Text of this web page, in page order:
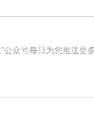
空北 480005月15日
月11日空北
730005月20日空北
公众号每日为您推送更